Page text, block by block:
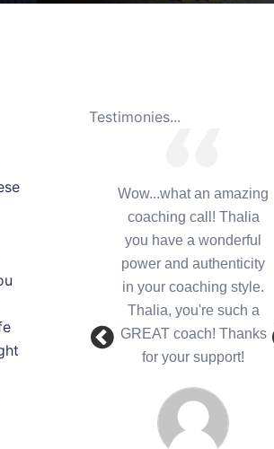
Testimonies...
Wow...what an amazing
coaching call! Thalia
you have a wonderful
power and authenticity
in your coaching style.
Thalia, you're such a
GREAT coach! Thanks
for your support!